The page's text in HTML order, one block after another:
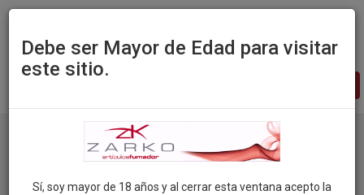
Debe ser Mayor de Edad para visitar
este sitio.
Sí, soy mayor de 18 años y al cerrar esta ventana acepto la
Zarko
pagina